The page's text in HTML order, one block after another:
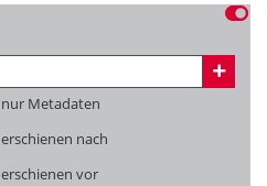
nur Metadaten
erschienen nach
erschienen vor